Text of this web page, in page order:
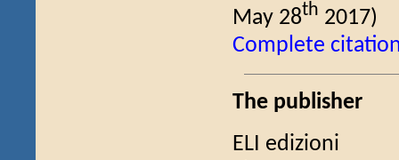
May 28th 2017)
Complete
The publisher
ELI edizioni